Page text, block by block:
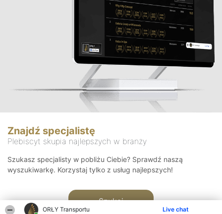
ORŁY Transportu Live chat
Znajdź specjalistę
Plebiscyt skupia najlepszych w branży
Szukasz specjalisty w pobliżu Ciebie? Sprawdź naszą
wyszukiwarkę. Korzystaj tylko z usług najlepszych!
Szukaj